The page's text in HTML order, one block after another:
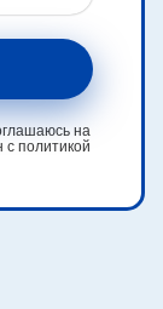
на
с политикой